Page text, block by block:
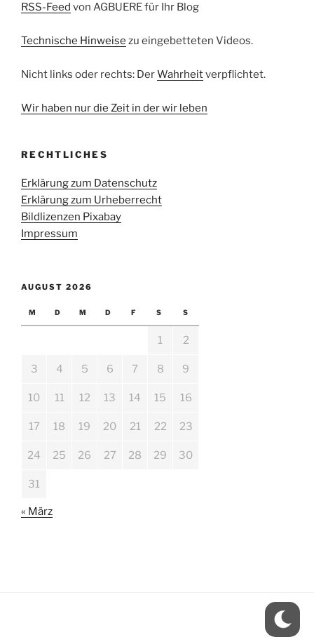
RSS-Feed von AGBUERE für Ihr Blog
Technische Hinweise zu eingebetteten Videos.
Nicht links oder rechts: DerWahrheitverpflichtet.
Wir haben nur die Zeit in der wir leben
RECHTLICHES
Erklärung zum Datenschutz
Erklärung zum Urheberrecht
Bildlizenzen Pixabay
Impressum
AUGUST 2026
M D M D F S S
1 2
3 4 5 6 7 8 9
10 11 12 13 14 15 16
17 18 19 20 21 22 23
24 25 26 27 28 29 30
31
« März